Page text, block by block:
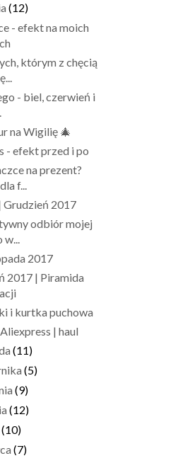
(12)
- efekt na moich
którym z chęcią
- biel, czerwień i
na Wigilię 🎄
- efekt przed i po
na prezent?
f...
Grudzień 2017
odbiór mojej
w...
2017
2017 | Piramida
i kurtka puchowa
| haul
(11)
(5)
(9)
(12)
(10)
(7)